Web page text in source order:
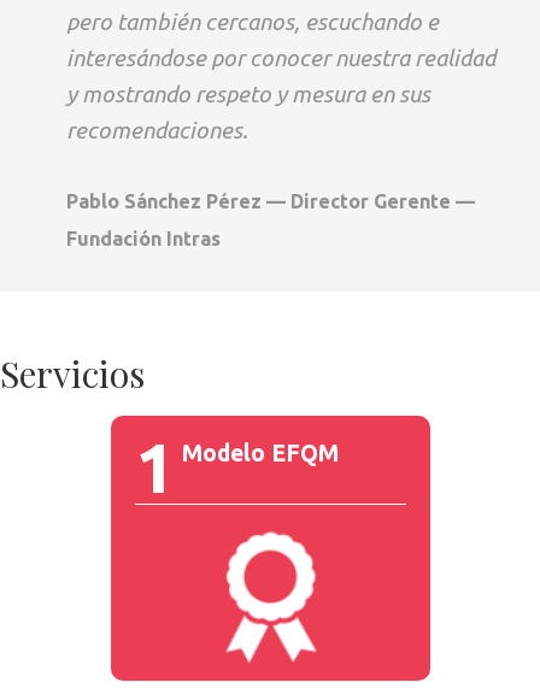
pero también cercanos, escuchando e
interesándose por conocer nuestra realidad
y mostrando respeto y mesura en sus
recomendaciones.
Pablo Sánchez Pérez — Director Gerente —
Fundación Intras
Servicios
1 Modelo EFQM